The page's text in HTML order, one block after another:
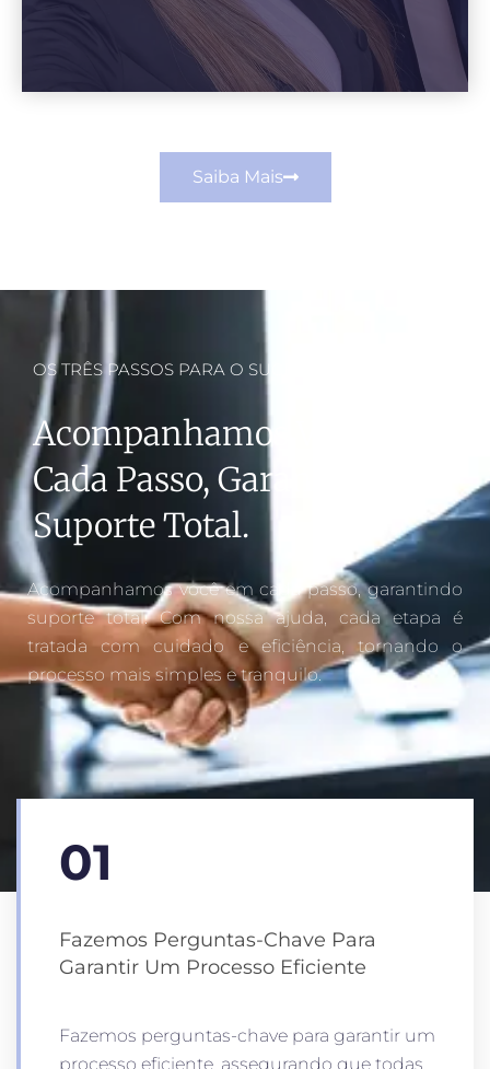
Saiba Mais
OS TRÊS PASSOS PARA O SUCESSO
Acompanhamos Você Em
Cada Passo, Garantindo
Suporte Total.
Acompanhamos você em cada passo, garantindo
suporte total. Com nossa ajuda, cada etapa é
tratada com cuidado e eficiência, tornando o
processo mais simples e tranquilo.
01
Fazemos Perguntas-Chave Para
Garantir Um Processo Eficiente
Fazemos perguntas-chave para garantir um
processo eficiente, assegurando que todas